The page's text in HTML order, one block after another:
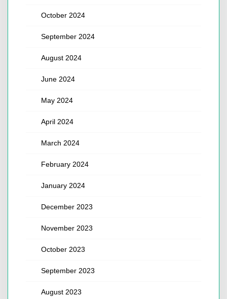
October 2024
September 2024
August 2024
June 2024
May 2024
April 2024
March 2024
February 2024
January 2024
December 2023
November 2023
October 2023
September 2023
August 2023